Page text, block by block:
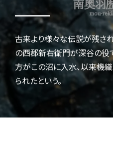
古来より様々な伝説が残さ
の西郡新右衛門が深谷の役
方がこの沼に入水、以来機
られたという。